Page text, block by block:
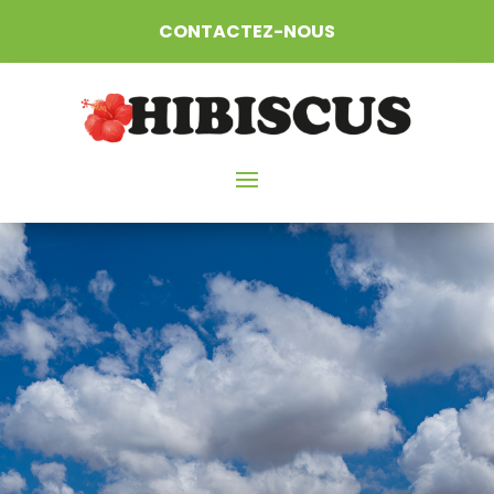
CONTACTEZ-NOUS